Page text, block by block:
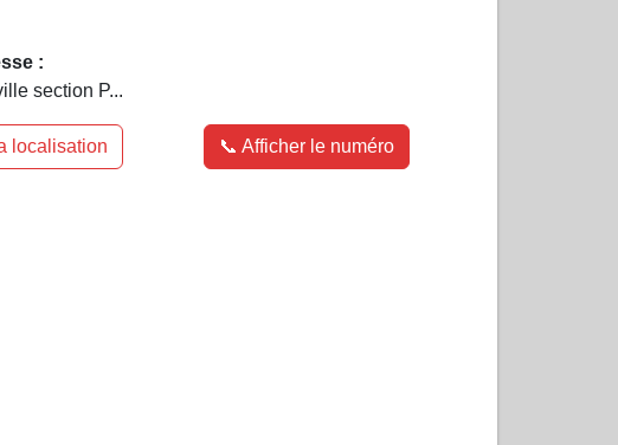
:
section P...
localisation 📞 Afficher le numéro